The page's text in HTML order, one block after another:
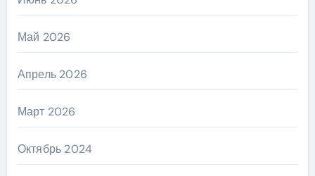
Май 2026
Апрель 2026
Март 2026
Октябрь 2024